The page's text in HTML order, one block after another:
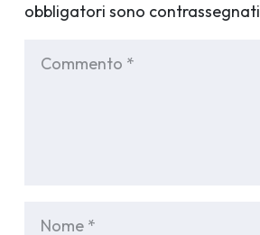
obbligatori sono contrassegnati